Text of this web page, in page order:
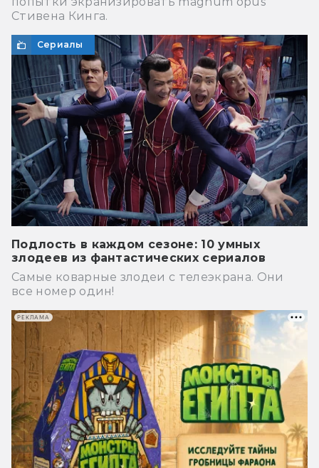
Стивена Кинга.
Сериалы
Подлость в каждом сезоне: 10 умных
злодеев из фантастических сериалов
Самые коварные злодеи с телеэкрана. Они
все номер один!
РЕКЛАМА